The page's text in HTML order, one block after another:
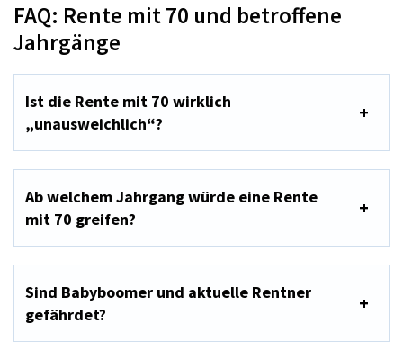
FAQ: Rente mit 70 und betroffene
Jahrgänge
Ist die Rente mit 70 wirklich
„unausweichlich“?
Ab welchem Jahrgang würde eine Rente
mit 70 greifen?
Sind Babyboomer und aktuelle Rentner
gefährdet?